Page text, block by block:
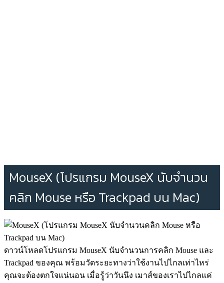
MouseX (โปรแกรม MouseX นับจำนวน
คลิก Mouse หรือ Trackpad บน Mac)
ดาวน์โหลดโปรแกรม MouseX นับจำนวนการคลิก Mouse และ
Trackpad ของคุณ พร้อมวัดระยะทางว่าใช้งานไปไกลเท่าไหร่
คุณจะต้องตกใจแน่นอน เมื่อรู้ว่าวันนึง เมาส์ของเราไปไกลแค่